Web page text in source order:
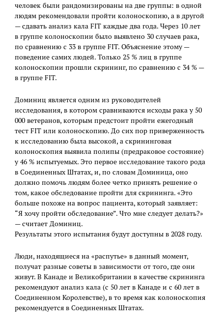
человек были рандомизированы на две группы: в одной
людям рекомендовали пройти колоноскопию, а в другой
— сдавать анализ кала FIT каждые два года. Через 10 лет
в группе колоноскопии было выявлено 30 случаев рака,
по сравнению с 33 в группе FIT. Объяснение этому —
поведение самих людей. Только 25 % лиц в группе
колоноскопии прошли скрининг, по сравнению с 34 % —
в группе FIT.
Доминиц является одним из руководителей
исследования, в котором сравниваются исходы рака у 50
000 ветеранов, которым предстоит пройти ежегодный
тест FIT или колоноскопию. До сих пор приверженность
к исследованию была высокой, а скрининговая
колоноскопия выявила полипы (предраковое состояние)
у 46 % испытуемых. Это первое исследование такого рода
в Соединенных Штатах, и, по словам Доминица, оно
должно помочь людям более четко принять решение о
том, какое обследование пройти для скрининга. «Это
больше похоже на вопрос пациента, который заявляет:
“Я хочу пройти обследование”. Что мне следует делать?»
— считает Доминиц.
Результаты этого испытания будут доступны в 2028 году.
Люди, находящиеся на «распутье» в данный момент,
получат разные советы в зависимости от того, где они
живут. В Канаде и Великобритании в качестве скрининга
рекомендуют анализ кала (с 50 лет в Канаде и с 60 лет в
Соединенном Королевстве), в то время как колоноскопия
рекомендуется в Соединенных Штатах.